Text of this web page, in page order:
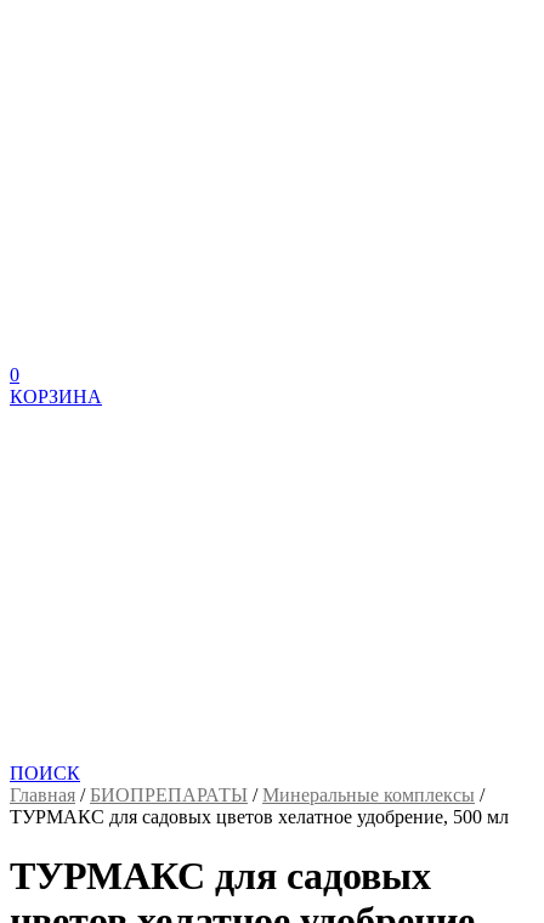
0
КОРЗИНА
ПОИСК
Главная /БИОПРЕПАРАТЫ /Минеральные комплексы /
ТУРМАКС для садовых цветов хелатное удобрение, 500 мл
ТУРМАКС для садовых